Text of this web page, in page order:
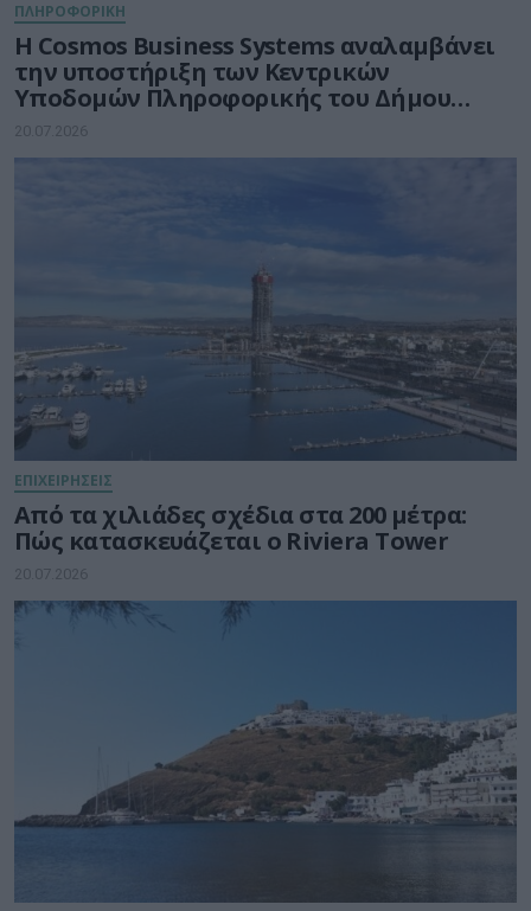
ΠΛΗΡΟΦΟΡΙΚΗ
Η Cosmos Business Systems αναλαμβάνει
την υποστήριξη των Κεντρικών
Υποδομών Πληροφορικής του Δήμου
Θεσσαλονίκης
20.07.2026
ΕΠΙΧΕΙΡΗΣΕΙΣ
Από τα χιλιάδες σχέδια στα 200 μέτρα:
Πώς κατασκευάζεται ο Riviera Tower
20.07.2026